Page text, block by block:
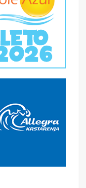
viteških borbi
Piazza Grande,
Bella“. Grad je
San Domeniko i
u
vreme ili
na brdu,
od cigle,
raj za ljubitelje
San Biagio,
Po
del Popolo,